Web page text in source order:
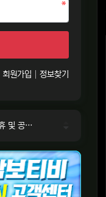
회원가입 정보찾기
⛔람보티비 [배너 제휴 및 공식 입점 문의 안내]
⛔람보티비 [정회원 등급UP! 안내사항]
⛔람보티비 [채팅방 이용시 주의사항]
⛔람보티비 [공식보증업체 안내]